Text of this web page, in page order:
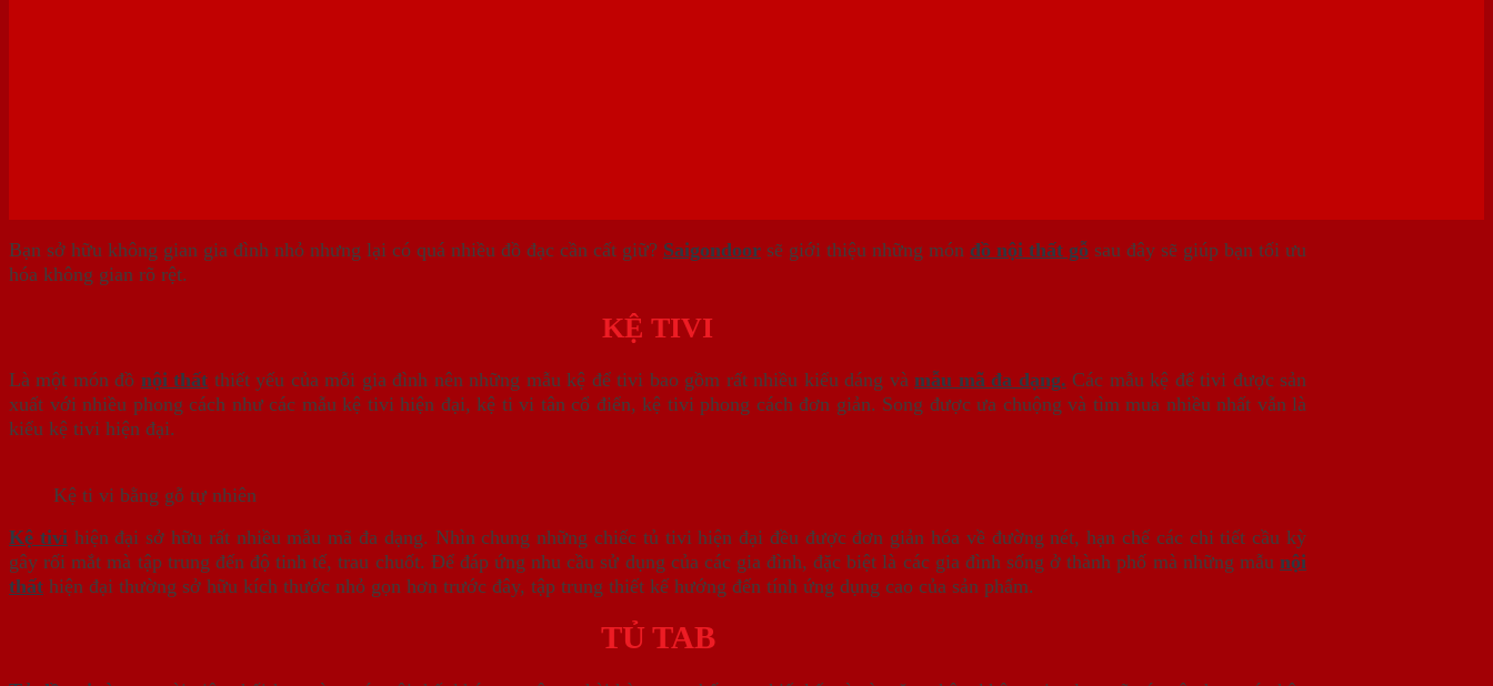
Bạn sở hữu không gian gia đình nhỏ nhưng lại có quá nhiều đồ đạc cần cất giữ? Saigondoor sẽ giới thiệu những món đồ nội thất gỗ sau đây sẽ giúp bạn tối ưu
hóa không gian rõ rệt.
KỆ TIVI
Là một món đồ nội thất thiết yếu của mỗi gia đình nên những mẫu kệ để tivi bao gồm rất nhiều kiểu dáng vàmẫu mã đa dạng. Các mẫu kệ để tivi được sản
xuất với nhiều phong cách như các mẫu kệ tivi hiện đại, kệ ti vi tân cổ điển, kệ tivi phong cách đơn giản. Song được ưa chuộng và tìm mua nhiều nhất vẫn là
kiểu kệ tivi hiện đại.
Kệ ti vi bằng gỗ tự nhiên
Kệ tivi hiện đại sở hữu rất nhiều mẫu mã đa dạng. Nhìn chung những chiếc tủ tivi hiện đại đều được đơn giản hóa về đường nét, hạn chế các chi tiết cầu kỳ
gây rối mắt mà tập trung đến độ tinh tế, trau chuốt. Để đáp ứng nhu cầu sử dụng của các gia đình, đặc biệt là các gia đình sống ở thành phố mà những mẫu nội
thất hiện đại thường sở hữu kích thước nhỏ gọn hơn trước đây, tập trung thiết kế hướng đến tính ứng dụng cao của sản phẩm.
TỦ TAB